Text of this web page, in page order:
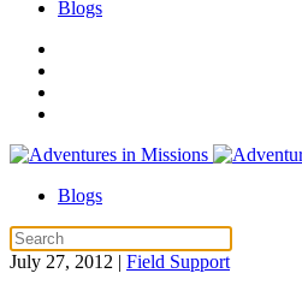
Blogs
Blogs
July 27, 2012 | Field Support